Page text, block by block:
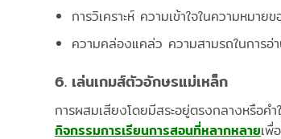
การวิเคราะห์ ความเข้าใจในความหมา
ความคล่องแคล่ว ความสามรถในการอ่
6. เล่นเกมส์ตัวอักษรแม่เหล็ก
การผสมเสียงโดยมีสระอยู่ตรงกลางหรือคำ
กิจกรรมการเรียนการสอนที่หลากหลายเพื่